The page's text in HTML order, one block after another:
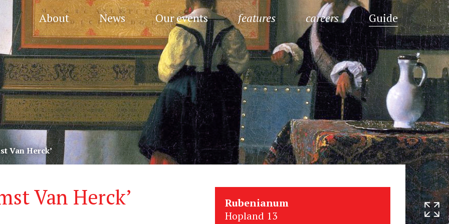
About News Our events features careers Guide
Van Herck’
Van Herck’
Rubenianum
Hopland 13